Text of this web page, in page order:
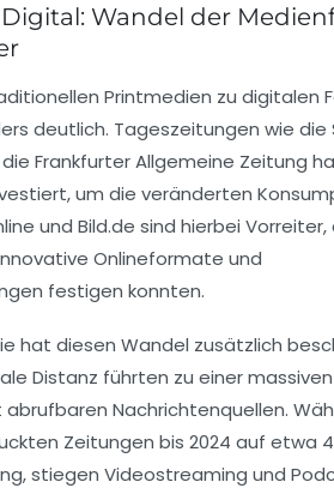
Wandel der
Printmedien zu digitalen
deutlich. Tageszeitungen wie
Frankfurter Allgemeine Zeitung
um die veränderten
und Bild.de sind hierbei Vorreiter,
Onlineformate und
festigen konnten.
hat diesen Wandel zusätzlich
Distanz führten zu einer
Nachrichtenquellen.
Zeitungen bis 2024 auf etwa
stiegen Videostreaming und